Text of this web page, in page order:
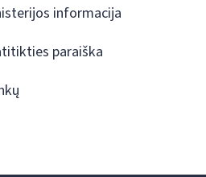
informacija
paraiška